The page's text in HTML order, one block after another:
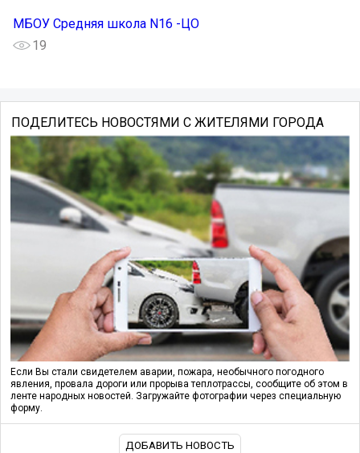
МБОУ Средняя школа N16 -ЦО
19
ПОДЕЛИТЕСЬ НОВОСТЯМИ С ЖИТЕЛЯМИ ГОРОДА
Если Вы стали свидетелем аварии, пожара, необычного погодного
явления, провала дороги или прорыва теплотрассы, сообщите об этом в
ленте народных новостей. Загружайте фотографии через специальную
форму.
ДОБАВИТЬ НОВОСТЬ